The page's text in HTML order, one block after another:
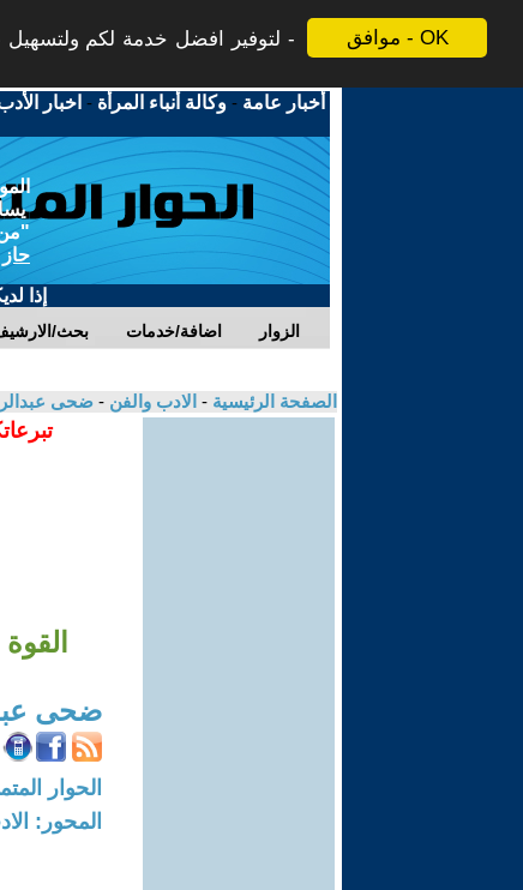
موافق - OK
لتوفير افضل خدمة لكم ولتسهيل
أخبار عامة -وكالة أنباء المرأة - اخبار
"من
حاز
إذا
بحث/ اضافة/خدمات الزوار
الصفحة الرئيسية - الادب والفن - ضحى
ضحى
الحوار المتمدن-العدد:
المحور: